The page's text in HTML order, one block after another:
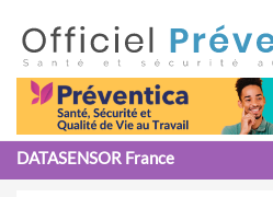
DATASENSOR France